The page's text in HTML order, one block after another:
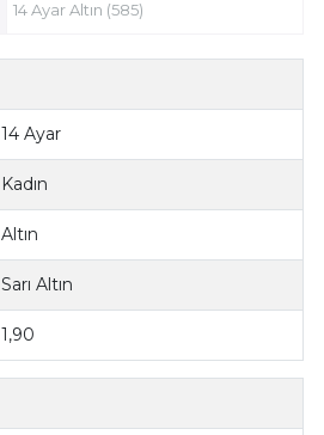
14 Ayar Altın (585)
14 Ayar
Kadın
Altın
Sarı Altın
1,90